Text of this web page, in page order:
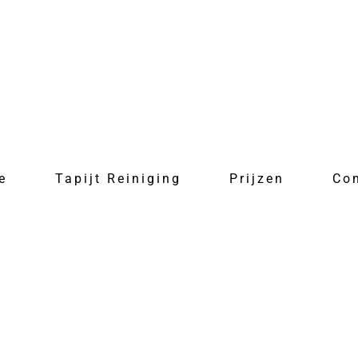
Tapijt Reiniging Prijzen